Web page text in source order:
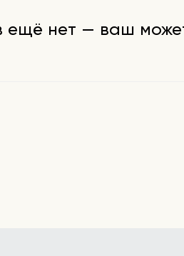
ещё нет — ваш